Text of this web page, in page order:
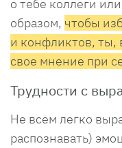
о тебе коллеги
образом, чтобы
и конфликтов, ты,
свое мнение при
Трудности с
Не всем легко
распознавать)